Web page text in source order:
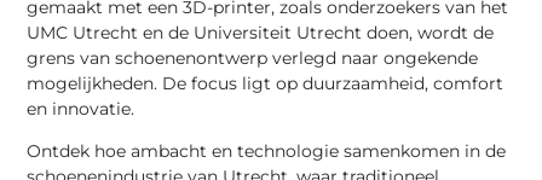
gemaakt met een 3D-printer, zoals onderzoekers van het
UMC Utrecht en de Universiteit Utrecht doen, wordt de
grens van schoenenontwerp verlegd naar ongekende
mogelijkheden. De focus ligt op duurzaamheid, comfort
en innovatie.
Ontdek hoe ambacht en technologie samenkomen in de